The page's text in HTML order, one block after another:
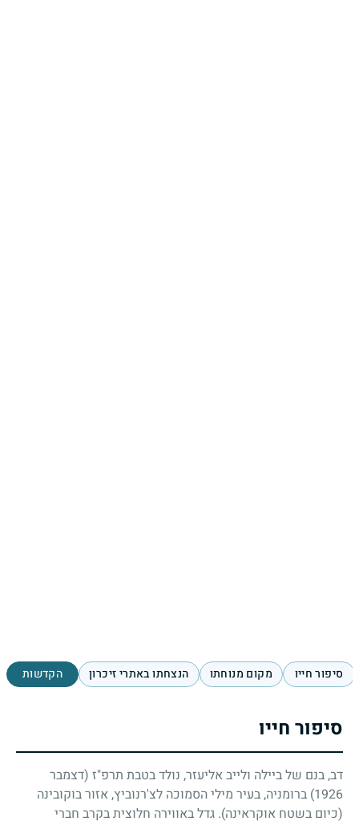
סיפור חייו מקום מנוחתו הנצחתו באתרי זיכרון הקדשות
סיפור חייו
דב, בנם של ביילה ולייב אליעזר, נולד בטבת תרפ"ז (דצמבר
1926) ברומניה, בעיר מילי הסמוכה לצ'רנוביץ, אזור בוקובינה
(כיום בשטח אוקראינה). גדל באווירה חלוצית בקרב חברי